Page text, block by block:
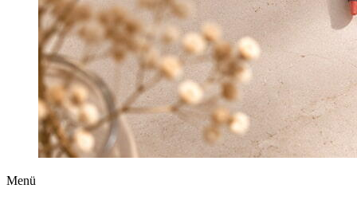
Menü